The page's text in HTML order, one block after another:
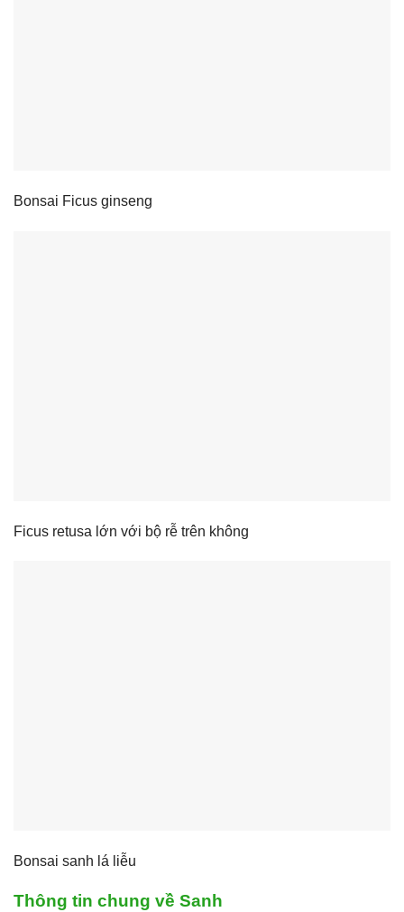
Bonsai Ficus ginseng
Ficus retusa lớn với bộ rễ trên không
Bonsai sanh lá liễu
Thông tin chung về Sanh